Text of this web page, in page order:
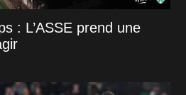
: L’ASSE prend une